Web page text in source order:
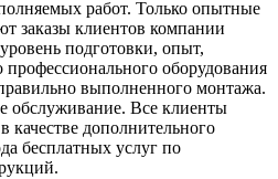
работ. Только опытные
заказы клиентов компании
подготовки, опыт,
профессионального оборудования
выполненного монтажа.
обслуживание. Все клиенты
дополнительного
бесплатных услуг по